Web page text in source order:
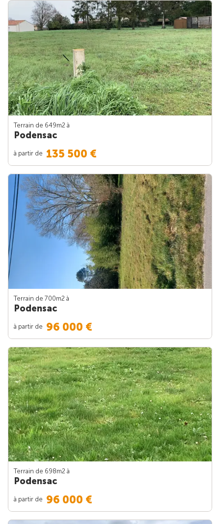
Terrain de 649m2 à
Podensac
à partir de 135 500 €
Terrain de 700m2 à
Podensac
à partir de 96 000 €
Terrain de 698m2 à
Podensac
à partir de 96 000 €